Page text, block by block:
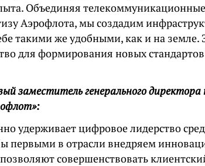
Объединяя
Аэрофлота, мы создадим
такими же удобными, как и на земле.
для формирования новых
заместитель генерального
удерживает цифровое лидерство
первыми в отрасли внедряем
совершенствовать